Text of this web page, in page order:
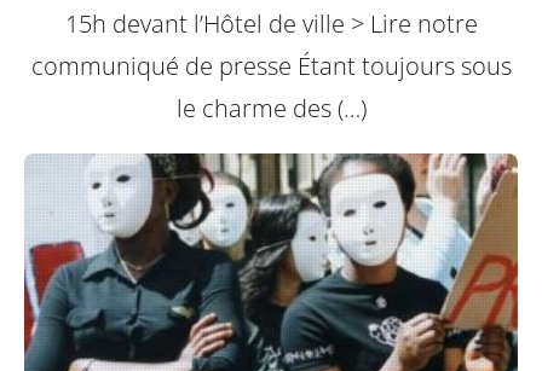
15h devant l’Hôtel de ville > Lire notre
communiqué de presse Étant toujours sous
le charme des (…)